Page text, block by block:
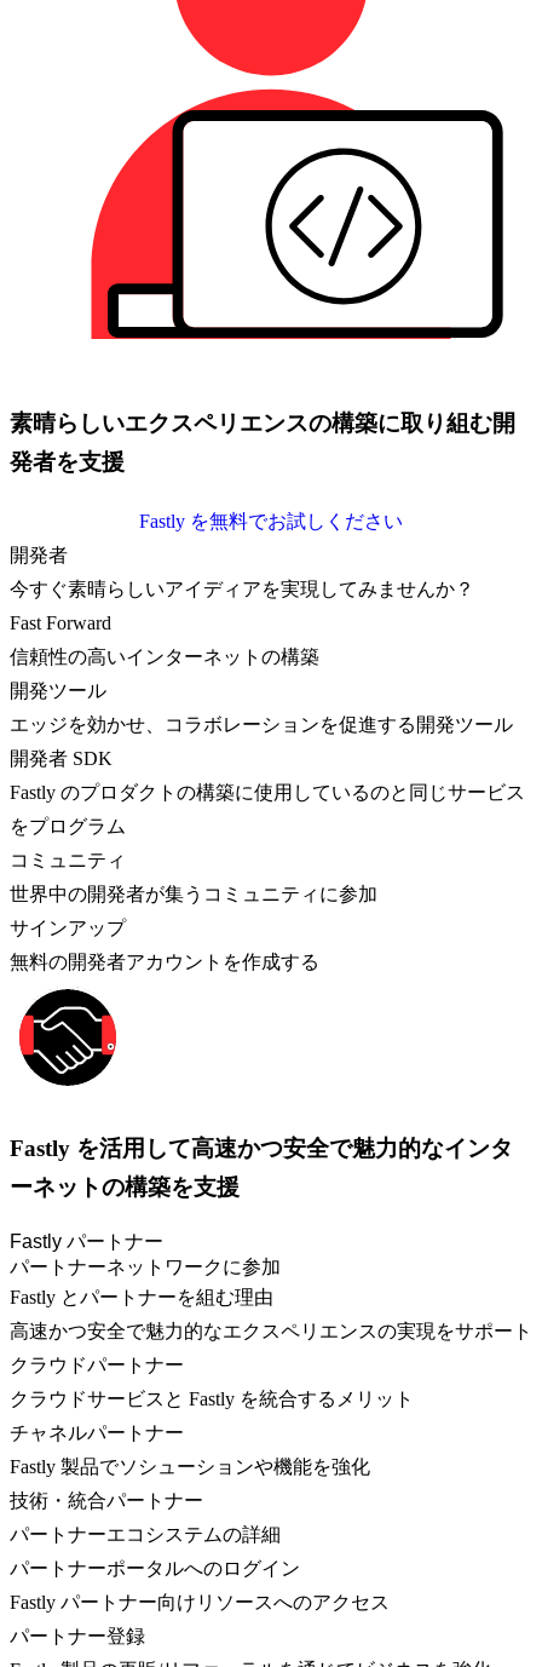
素晴らしいエクスペリエンスの構築に取り組む開
発者を支援
Fastly を無料でお試しください
開発者
今すぐ素晴らしいアイディアを実現してみませんか？
Fast Forward
信頼性の高いインターネットの構築
開発ツール
エッジを効かせ、コラボレーションを促進する開発ツール
開発者 SDK
Fastly のプロダクトの構築に使用しているのと同じサービス
をプログラム
コミュニティ
世界中の開発者が集うコミュニティに参加
サインアップ
無料の開発者アカウントを作成する
Fastly を活用して高速かつ安全で魅力的なインタ
ーネットの構築を支援
Fastly パートナー
パートナーネットワークに参加
Fastly とパートナーを組む理由
高速かつ安全で魅力的なエクスペリエンスの実現をサポート
クラウドパートナー
クラウドサービスと Fastly を統合するメリット
チャネルパートナー
Fastly 製品でソシューションや機能を強化
技術・統合パートナー
パートナーエコシステムの詳細
パートナーポータルへのログイン
Fastly パートナー向けリソースへのアクセス
パートナー登録